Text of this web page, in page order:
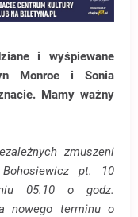
i wyśpiewane
Monroe i Sonia
Mamy ważny
zmuszeni
pt. 10
05.10 o godz.
nowego terminu o